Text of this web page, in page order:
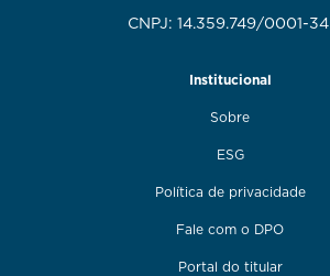
CNPJ: 14.359.749/0001-34
Institucional
Sobre
ESG
Política de privacidade
Fale com o DPO
Portal do titular